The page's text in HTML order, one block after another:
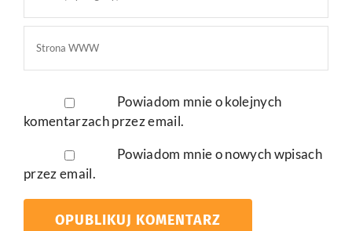
Powiadom mnie o kolejnych
komentarzach przez email.
Powiadom mnie o nowych wpisach
przez email.